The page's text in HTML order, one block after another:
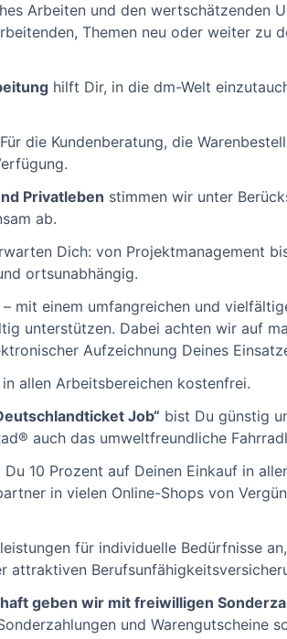
Arbeiten und den wertschätzenden
Themen neu oder weiter zu
hilft Dir, in die dm-Welt
Für die Kundenberatung, die
Privatleben stimmen wir unter
ab.
Dich: von Projektmanagement
ortsunabhängig.
– mit einem umfangreichen und
unterstützen. Dabei achten wir auf
Aufzeichnung Deines
allen Arbeitsbereichen kostenfrei.
Job“ bist Du günstig
auch das umweltfreundliche
Du 10 Prozent auf Deinen Einkauf in
in vielen Online-Shops von
für individuelle Bedürfnisse
attraktiven
geben wir mit freiwilligen
und Warengutscheine